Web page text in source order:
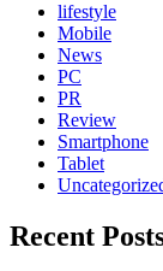
lifestyle
Mobile
News
PC
PR
Review
Smartphone
Tablet
Recent